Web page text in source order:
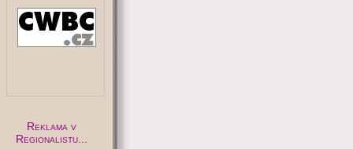
Reklama v
Regionalistu...